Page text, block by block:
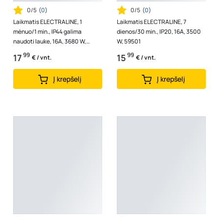
0/5 (0)
Laikmatis ELECTRALINE, 1
mėnuo/1 min., IP44 galima
naudoti lauke, 16A, 3680 W,
59506
1799 € / vnt.
Į krepšelį
0/5 (0)
Laikmatis ELECTRALINE, 7
dienos/30 min., IP20, 16A, 3500
W, 59501
1599 € / vnt.
Į krepšelį